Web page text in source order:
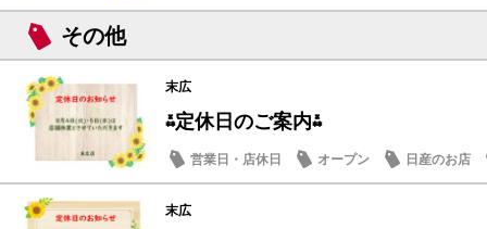
その他
末広
⁂定休日のご案内⁂
営業日・店休日 オープン 日産のお店
末広